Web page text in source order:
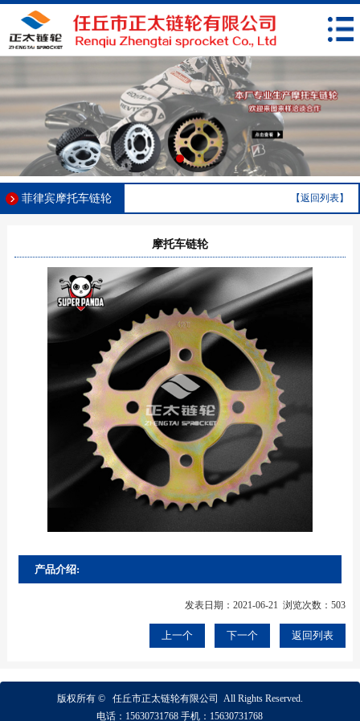
菲律宾摩托车链轮 【返回列表】
摩托车链轮
产品介绍:
发表日期：2021-06-21 浏览次数：503
上一个 下一个 返回列表
版权所有 © 任丘市正太链轮有限公司 All Rights Reserved.
电话： 15630731768 手机： 15630731768